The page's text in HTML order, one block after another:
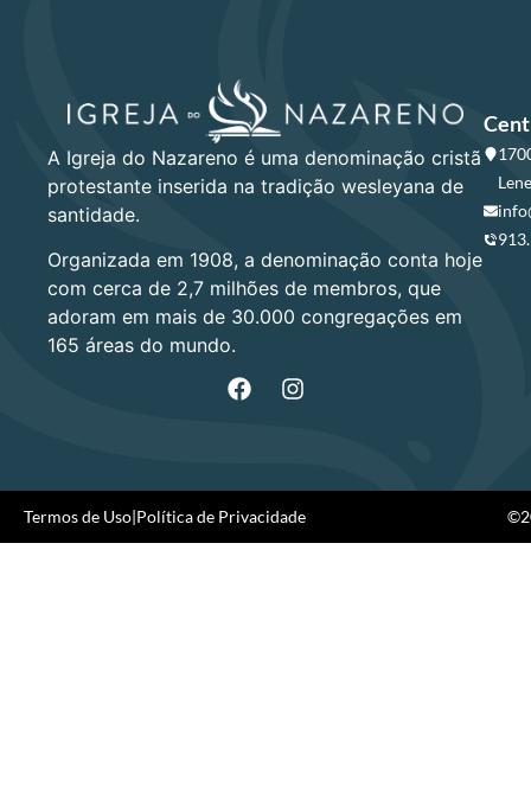
A Igreja do Nazareno é uma denominação cristã
protestante inserida na tradição wesleyana de
santidade.
Organizada em 1908, a denominação conta hoje
com cerca de 2,7 milhões de membros, que
adoram em mais de 30.000 congregações em
165 áreas do mundo.
Termos de Uso|Política de Privacidade